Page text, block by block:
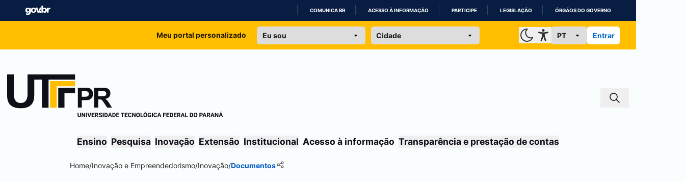
IR
COMUNICA BR ACESSO À INFORMAÇÃO PARTICIPE LEGISLAÇÃO ÓRGÃOS DO GOVERNO
Meu portal personalizado Entrar
Ensino Pesquisa Inovação Extensão Institucional Acesso à informação Transparência e prestação de contas
Home/Inovação e Empreendedorismo/Inovação/Documentos